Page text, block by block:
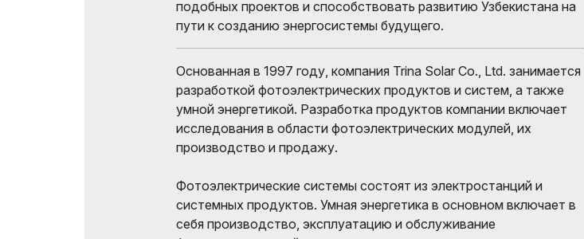
подобных проектов и способствовать развитию Узбекистана на
пути к созданию энергосистемы будущего.
Основанная в 1997 году, компания Trina Solar Co., Ltd. занимается
разработкой фотоэлектрических продуктов и систем, а также
умной энергетикой. Разработка продуктов компании включает
исследования в области фотоэлектрических модулей, их
производство и продажу.
Фотоэлектрические системы состоят из электростанций и
системных продуктов. Умная энергетика в основном включает в
себя производство, эксплуатацию и обслуживание